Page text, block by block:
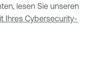
lesen Sie unseren
Ihres Cybersecurity-